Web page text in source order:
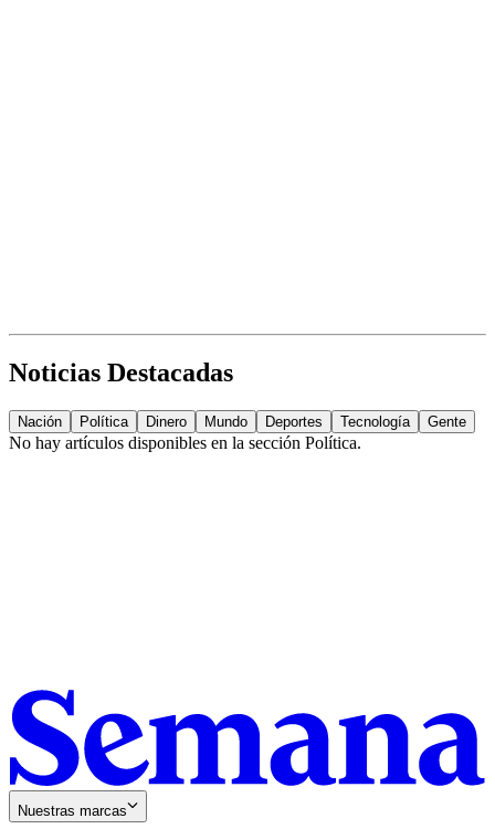
Noticias Destacadas
Nación Política Dinero Mundo Deportes Tecnología Gente
No hay artículos disponibles en la sección Política.
Nuestras marcas